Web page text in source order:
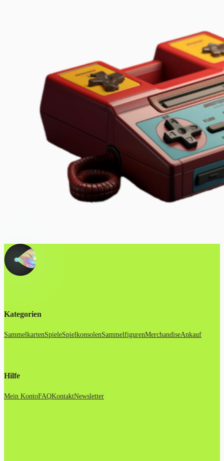
Kategorien
SammelkartenSpieleSpielkonsolenSammelfigurenMerchandiseAnkauf
Hilfe
Mein KontoFAQKontaktNewsletter